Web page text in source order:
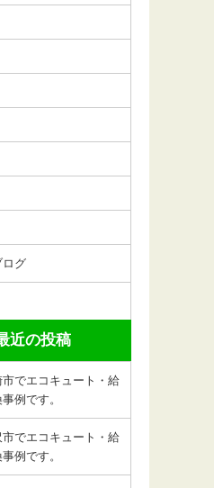
ログ
近の投稿
でエコキュート・給
例です。
でエコキュート・給
例です。